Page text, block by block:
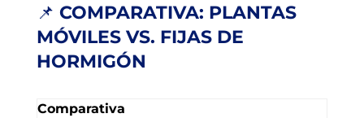
📌 COMPARATIVA: PLANTAS
MÓVILES VS. FIJAS DE
HORMIGÓN
Comparativa